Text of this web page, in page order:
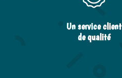
Un service client
de qualité